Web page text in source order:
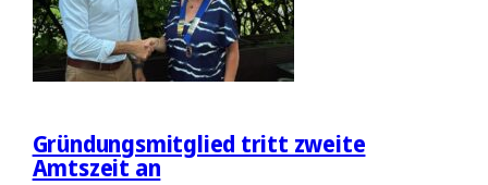
Gründungsmitglied tritt zweite
Amtszeit an